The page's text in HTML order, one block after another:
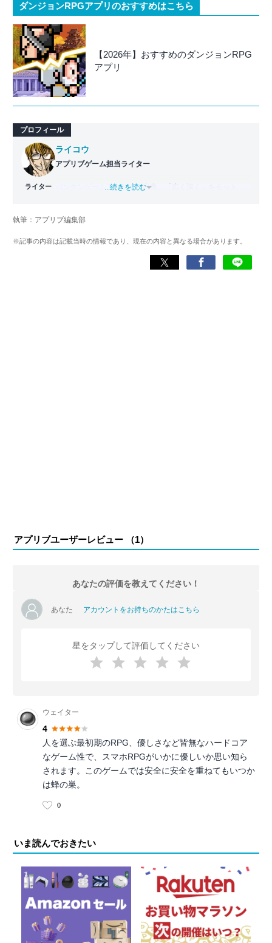
ダンジョンRPGアプリのおすすめはこちら
【2026年】おすすめのダンジョンRPG
アプリ
プロフィール
ライター
ライコウ
アプリブゲーム担当ライター
バンタンゲームアカデミー 出身。「広く深く」をモットー
ゲームだけでも1,000本以上。ゲーム開発者を目指した経験
くして面白さを引き出し、人々に伝えるためゲームライタ
...続きを読む
執筆：アプリブ編集部
※記事の内容は記載当時の情報であり、現在の内容と異なる場合があります。
アプリブユーザーレビュー （1）
あなたの評価を教えてください！
あなた アカウントをお持ちのかたはこちら
星をタップして評価してください
ウェイター
4
人を選ぶ最初期のRPG、優しさなど皆無なハードコア
なゲーム性で、スマホRPGがいかに優しいか思い知ら
されます。このゲームでは安全に安全を重ねてもいつか
は蜂の巣。
0
いま読んでおきたい